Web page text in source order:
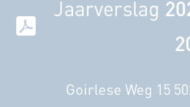
Jaarverslag
Goirlese Weg 15